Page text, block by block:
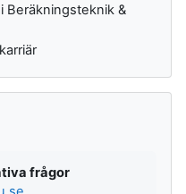
Beräkningsteknik &
frågor